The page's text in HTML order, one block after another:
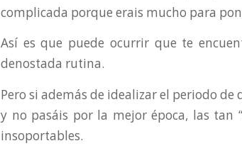
complicada porque erais mucho para
Así es que puede ocurrir que te
denostada rutina.
Pero si además de idealizar el periodo de
y no pasáis por la mejor época, las tan
insoportables.